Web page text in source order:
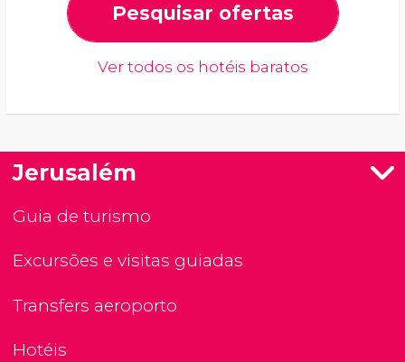
Pesquisar ofertas
Ver todos os hotéis baratos
Jerusalém
Guia de turismo
Excursões e visitas guiadas
Transfers aeroporto
Hotéis